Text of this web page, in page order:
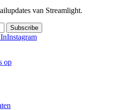
van Streamlight.
Subscribe
Instagram
op